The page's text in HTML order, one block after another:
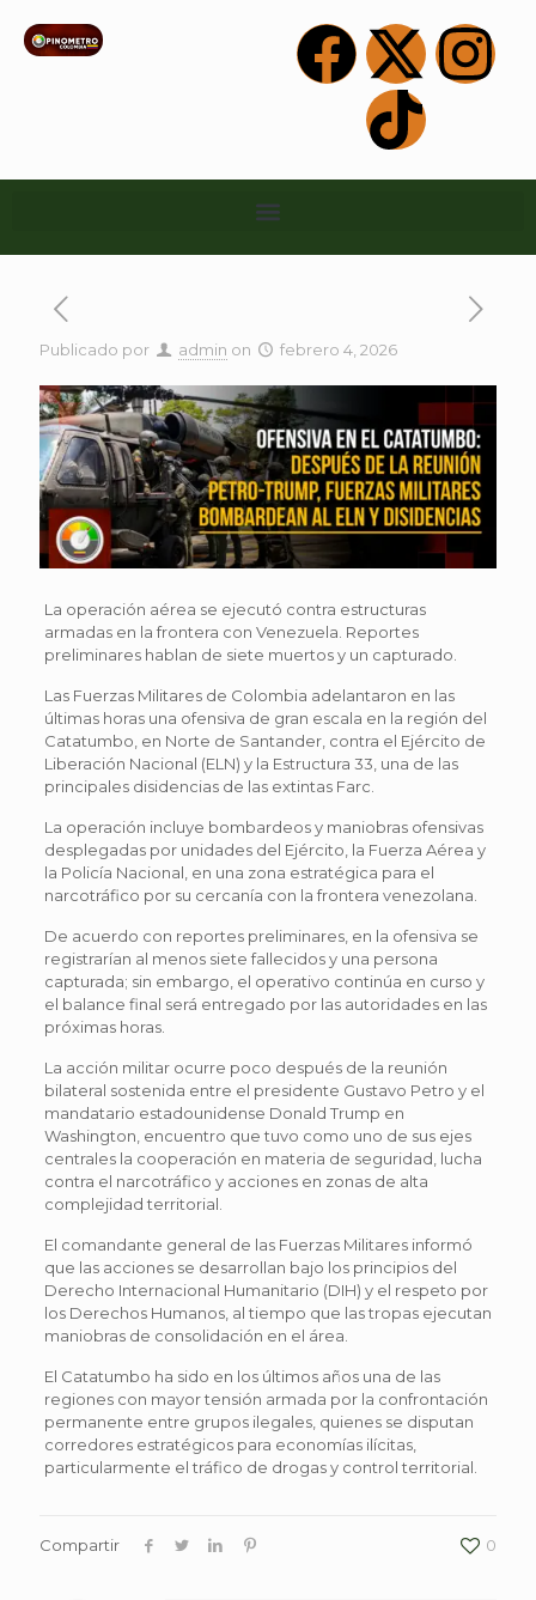
Publicado por admin on febrero 4, 2026
La operación aérea se ejecutó contra estructuras
armadas en la frontera con Venezuela. Reportes
preliminares hablan de siete muertos y un capturado.
Las Fuerzas Militares de Colombia adelantaron en las
últimas horas una ofensiva de gran escala en la región del
Catatumbo, en Norte de Santander, contra el Ejército de
Liberación Nacional (ELN) y la Estructura 33, una de las
principales disidencias de las extintas Farc.
La operación incluye bombardeos y maniobras ofensivas
desplegadas por unidades del Ejército, la Fuerza Aérea y
la Policía Nacional, en una zona estratégica para el
narcotráfico por su cercanía con la frontera venezolana.
De acuerdo con reportes preliminares, en la ofensiva se
registrarían al menos siete fallecidos y una persona
capturada; sin embargo, el operativo continúa en curso y
el balance final será entregado por las autoridades en las
próximas horas.
La acción militar ocurre poco después de la reunión
bilateral sostenida entre el presidente Gustavo Petro y el
mandatario estadounidense Donald Trump en
Washington, encuentro que tuvo como uno de sus ejes
centrales la cooperación en materia de seguridad, lucha
contra el narcotráfico y acciones en zonas de alta
complejidad territorial.
El comandante general de las Fuerzas Militares informó
que las acciones se desarrollan bajo los principios del
Derecho Internacional Humanitario (DIH) y el respeto por
los Derechos Humanos, al tiempo que las tropas ejecutan
maniobras de consolidación en el área.
El Catatumbo ha sido en los últimos años una de las
regiones con mayor tensión armada por la confrontación
permanente entre grupos ilegales, quienes se disputan
corredores estratégicos para economías ilícitas,
particularmente el tráfico de drogas y control territorial.
Compartir 0